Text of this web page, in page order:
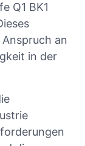
Q1 BK1
an
in der